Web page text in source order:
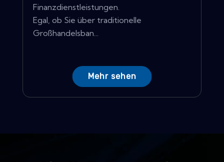
Finanzdienstleistungen.
Egal, ob Sie über traditionelle
Großhandelsban...
Mehr sehen